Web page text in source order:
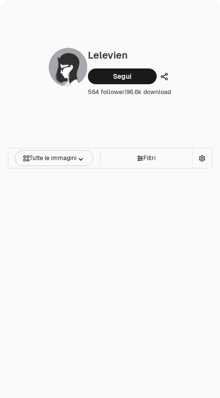
Lelevien
Segui Condividi
564 follower|96.6k download
Tutte le immagini Filtri